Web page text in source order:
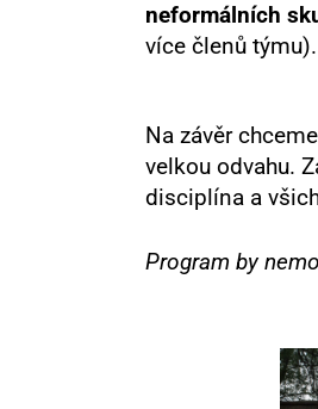
neformálních
více členů
Na závěr
velkou odvahu.
disciplína a
Program by